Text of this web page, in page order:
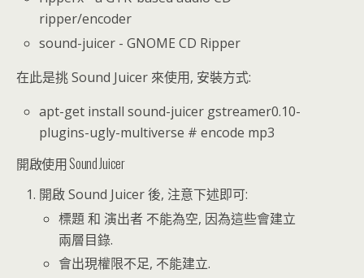
ripper/encoder
sound-juicer - GNOME CD Ripper
在此是挑 Sound Juicer 來使用, 安裝方式:
apt-get install sound-juicer gstreamer0.10-
plugins-ugly-multiverse # encode mp3
開啟使用 Sound Juicer
開啟 Sound Juicer 後, 注意下述即可:
標題 和 演出者 不能為空, 因為這些會建立
兩層目錄.
會出現權限不足, 不能建立.